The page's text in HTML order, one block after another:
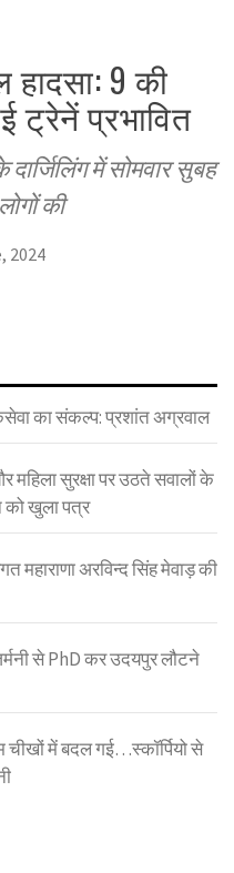
हादसा: 9 की
ट्रेनें प्रभावित
दार्जिलिंग में सोमवार सुबह
की
2024
का संकल्प: प्रशांत अग्रवाल
महिला सुरक्षा पर उठते सवालों के
को खुला पत्र
महाराणा अरविन्द सिंह मेवाड़ की
से PhD कर उदयपुर लौटने
चीखों में बदल गई…स्कॉर्पियो से